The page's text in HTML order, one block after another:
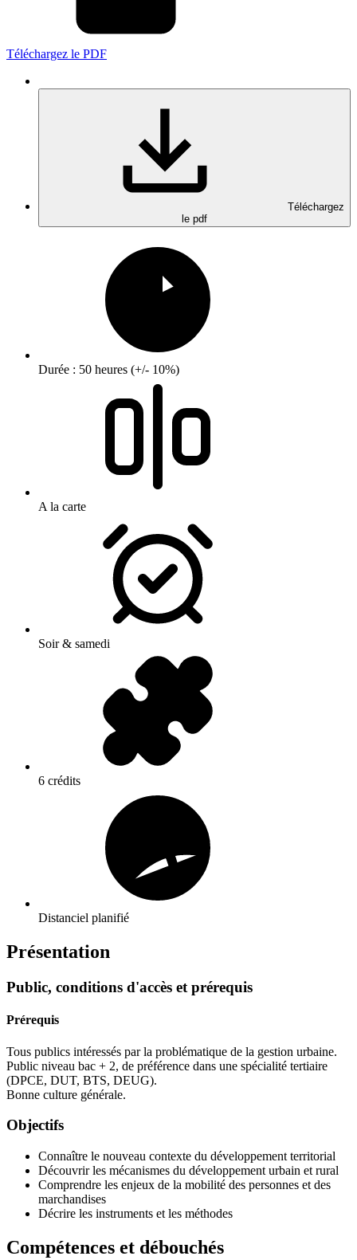
Téléchargez le PDF
Téléchargez
le pdf
Durée : 50 heures (+/- 10%)
A la carte
Soir & samedi
6 crédits
Distanciel planifié
Présentation
Public, conditions d'accès et prérequis
Prérequis
Tous publics intéressés par la problématique de la gestion urbaine.
Public niveau bac + 2, de préférence dans une spécialité tertiaire
(DPCE, DUT, BTS, DEUG).
Bonne culture générale.
Objectifs
Connaître le nouveau contexte du développement territorial
Découvrir les mécanismes du développement urbain et rural
Comprendre les enjeux de la mobilité des personnes et des
marchandises
Décrire les instruments et les méthodes
Compétences et débouchés